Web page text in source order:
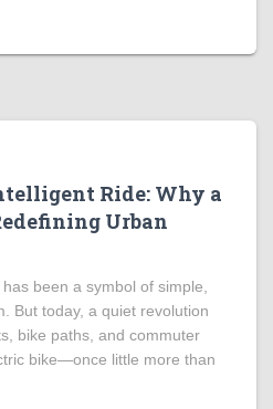
Ride: Why a
Urban
been a symbol of simple,
But today, a quiet revolution
bike paths, and commuter
bike—once little more than